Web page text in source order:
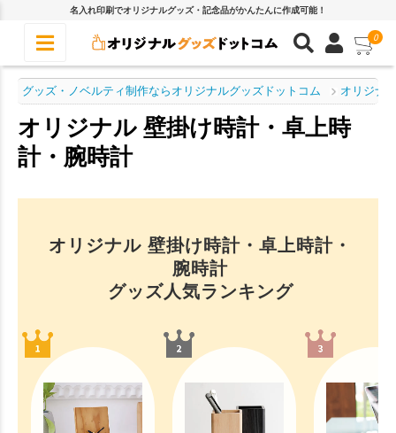
名入れ印刷でオリジナルグッズ・記念品がかんたんに作成可能！
0
グッズ・ノベルティ制作ならオリジナルグッズドットコム オリジナ
オリジナル 壁掛け時計・卓上時
計・腕時計
オリジナル 壁掛け時計・卓上時計・
腕時計
グッズ人気ランキング